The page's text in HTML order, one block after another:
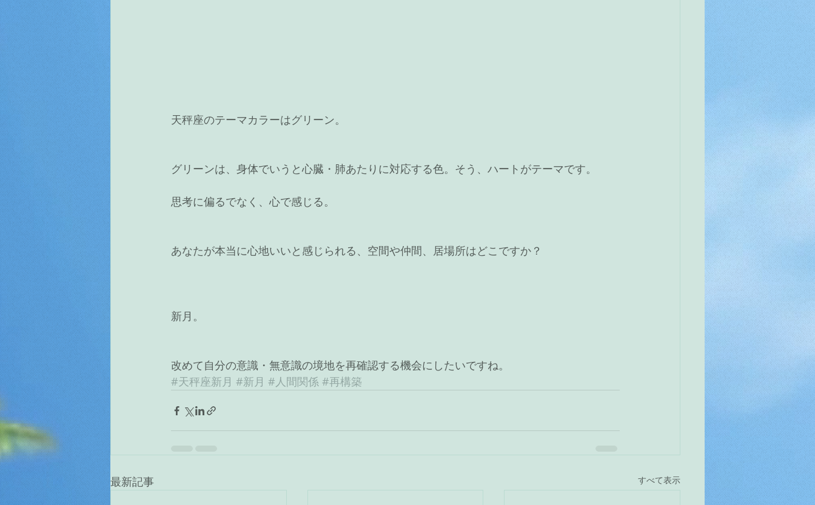
天秤座のテーマカラーはグリーン。
グリーンは、身体でいうと心臓・肺あたりに対応する色。そう、ハートがテーマです。
思考に偏るでなく、心で感じる。
あなたが本当に心地いいと感じられる、空間や仲間、居場所はどこですか？
新月。
改めて自分の意識・無意識の境地を再確認する機会にしたいですね。
#天秤座新月 #新月 #人間関係 #再構築
最新記事 すべて表示